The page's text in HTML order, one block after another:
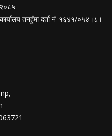
तनहुँमा दर्ता नं. १६४१/०५४।८।
,